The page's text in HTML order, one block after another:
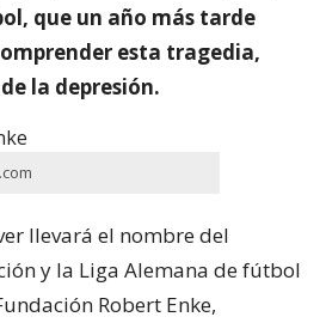
que un año más tarde
esta tragedia,
la depresión.
llevará el nombre del
y la Liga Alemana de fútbol
Robert Enke,